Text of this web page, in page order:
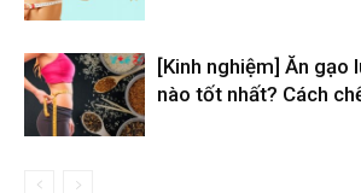
[Kinh nghiệm] Ăn gạo
nào tốt nhất? Cách